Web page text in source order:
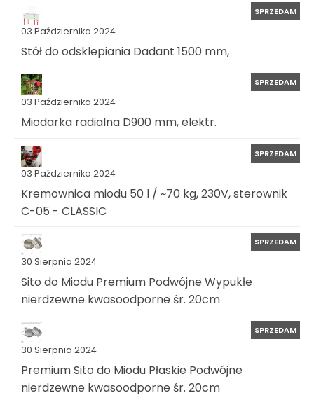
03 Października 2024
SPRZEDAM
Stół do odsklepiania Dadant 1500 mm,
03 Października 2024
SPRZEDAM
Miodarka radialna D900 mm, elektr.
03 Października 2024
SPRZEDAM
Kremownica miodu 50 l / ~70 kg, 230V, sterownik
C-05 - CLASSIC
30 Sierpnia 2024
SPRZEDAM
Sito do Miodu Premium Podwójne Wypukłe
nierdzewne kwasoodporne śr. 20cm
30 Sierpnia 2024
SPRZEDAM
Premium Sito do Miodu Płaskie Podwójne
nierdzewne kwasoodporne śr. 20cm